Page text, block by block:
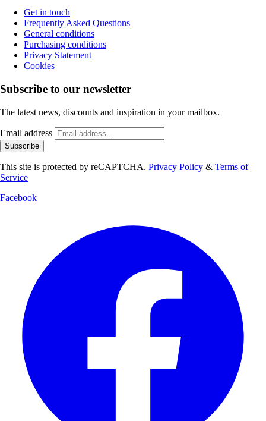
Get in touch
Frequently Asked Questions
General conditions
Purchasing conditions
Privacy Statement
Cookies
Subscribe to our newsletter
The latest news, discounts and inspiration in your mailbox.
Email address
Subscribe
This site is protected by reCAPTCHA. Privacy Policy & Terms of
Service
Facebook